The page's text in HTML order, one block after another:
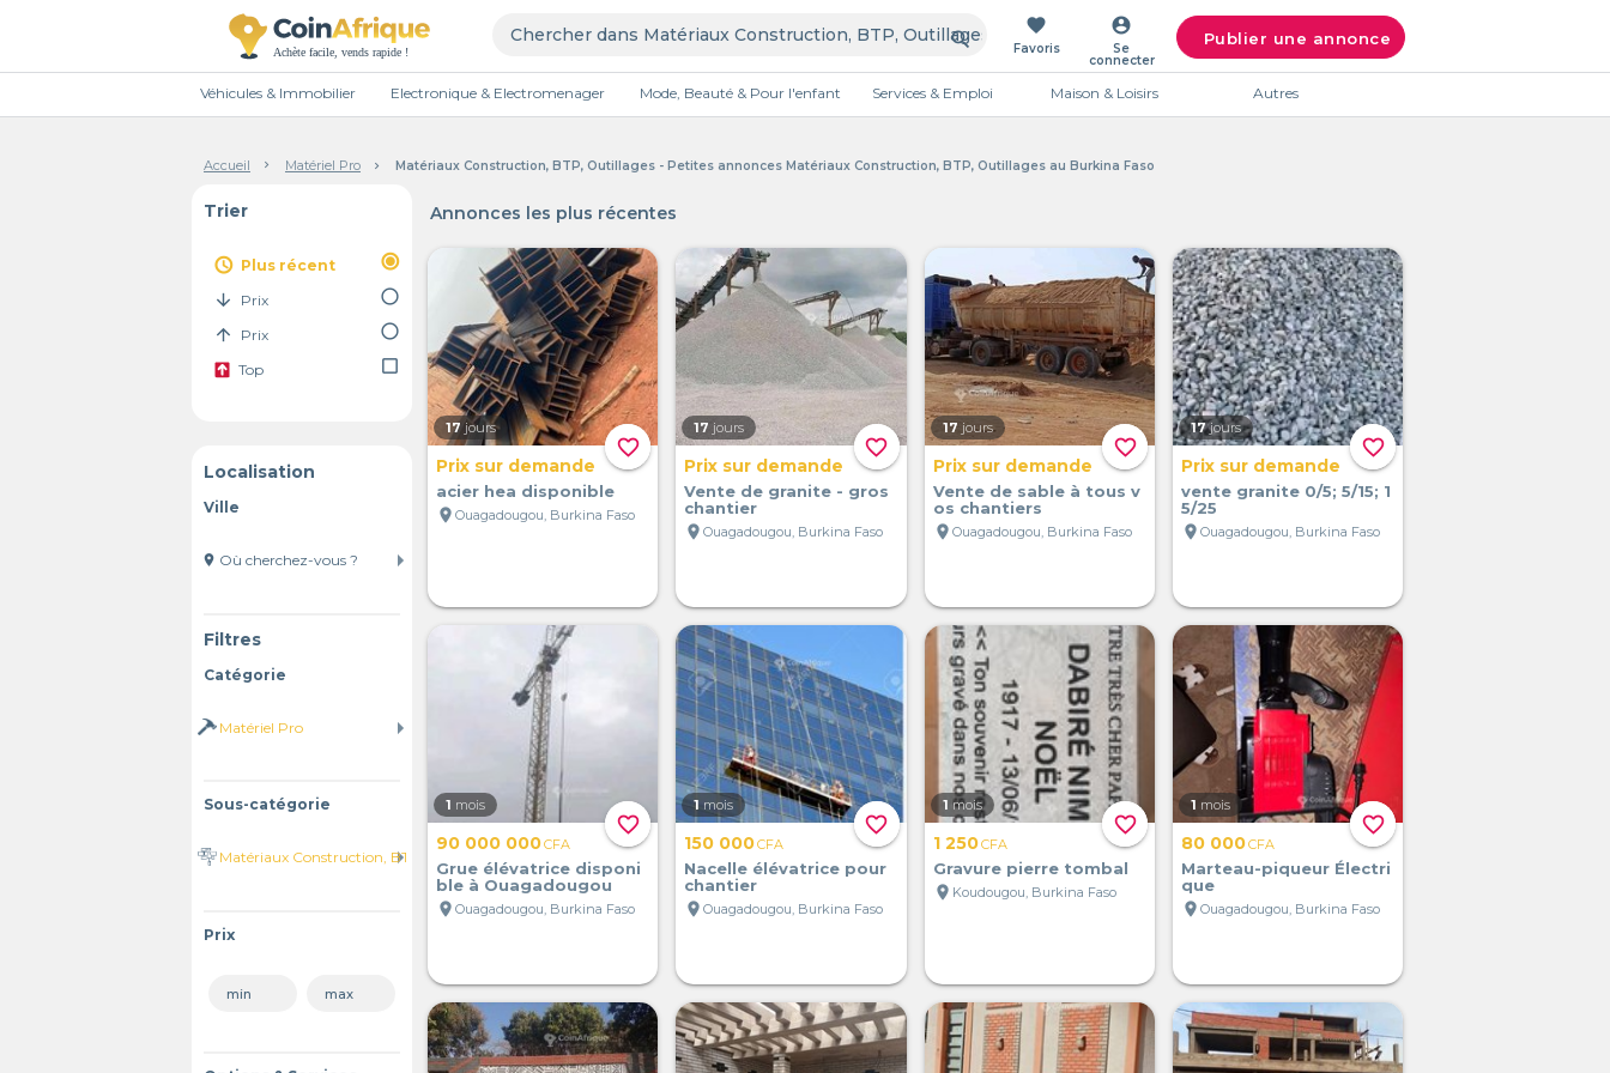
search
favorite
Favoris
account_circle
Se
connecter
Publier une annonce
Véhicules & Immobilier Electronique & Electromenager Mode, Beauté & Pour l'enfant Services & Emploi Maison & Loisirs Autres
Accueil Matériel Pro Matériaux Construction, BTP, Outillages - Petites annonces Matériaux Construction, BTP, Outillages au Burkina Faso
Trier
access_time Plus récent
radio_button_checked
arrow_downward
Prix
radio_button_unchecked
arrow_upward
Prix radio_button_unchecked
Top check_box_outline_blank
Localisation
Ville
location_on
Filtres
Catégorie
Sous-catégorie
Prix
Annonces les plus récentes
favorite_border
17 jours
Prix sur demande
acier hea disponible
location_on Ouagadougou, Burkina Faso
favorite_border
17 jours
Prix sur demande
Vente de granite - gros
chantier
location_onOuagadougou, Burkina Faso
favorite_border
17 jours
Prix sur demande
Vente de sable à tous v
os chantiers
location_on Ouagadougou, Burkina Faso
favorite_border
17 jours
Prix sur demande
vente granite 0/5; 5/15; 1
5/25
location_onOuagadougou, Burkina Faso
favorite_border
1 mois
90 000 000CFA
Grue élévatrice disponi
ble à Ouagadougou
location_on Ouagadougou, Burkina Faso
favorite_border
1 mois
150 000CFA
Nacelle élévatrice pour
chantier
location_onOuagadougou, Burkina Faso
favorite_border
1 mois
1 250CFA
Gravure pierre tombal
location_on Koudougou, Burkina Faso
favorite_border
1 mois
80 000CFA
Marteau-piqueur Électri
que
location_onOuagadougou, Burkina Faso